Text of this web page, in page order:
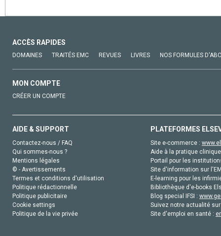
ACCÈS RAPIDES
DOMAINES TRAITÉS EMC REVUES LIVRES NOS FORMULES
MON COMPTE
CRÉER UN COMPTE
AIDE & SUPPORT
Contactez-nous / FAQ
Qui sommes-nous ?
Mentions légales
© - Avertissements
Termes et conditions d'utilisation
Politique rédactionnelle
Politique publicitaire
Cookie settings
Politique de la vie privée
PLATEFORMES
Site e-commerce :
Aide à la pratique
Portail pour les
Site d'information sur
E-learning pour les
Bibliothèque d'e-books
Blog special IFSI :
Suivez notre actualité
Site d'emploi en santé :